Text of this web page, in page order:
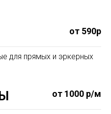
от 590р
для прямых и эркерных
от 1000 р/м